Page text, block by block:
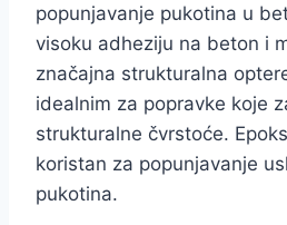
popunjavanje pukotina u
visoku adheziju na beton i
značajna strukturalna
idealnim za popravke koje
strukturalne čvrstoće.
koristan za popunjavanje
pukotina.